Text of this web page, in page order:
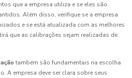
que a empresa utiliza e se eles são
Além disso, verifique se a empresa
e se está atualizada com as melhores
que as calibrações sejam realizadas de
também são fundamentais na escolha
A empresa deve ser clara sobre seus